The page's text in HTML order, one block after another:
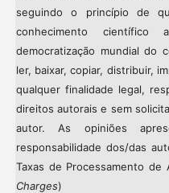
seguindo o princípio de
conhecimento científico
democratização mundial do
ler, baixar, copiar, distribuir,
qualquer finalidade legal,
direitos autorais e sem
autor. As opiniões
responsabilidade dos/das
Taxas de Processamento
Charges)